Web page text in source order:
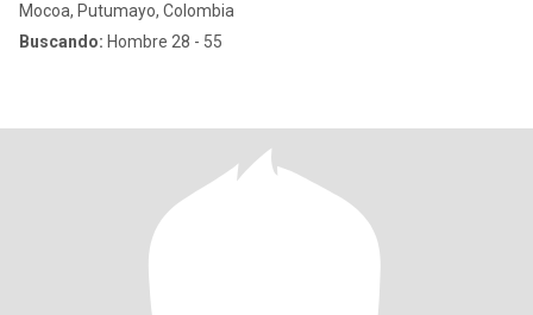
Mocoa, Putumayo, Colombia
Buscando: Hombre 28 - 55